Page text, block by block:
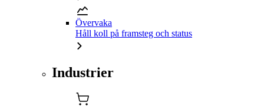
Övervaka
Håll koll på framsteg och status
Industrier